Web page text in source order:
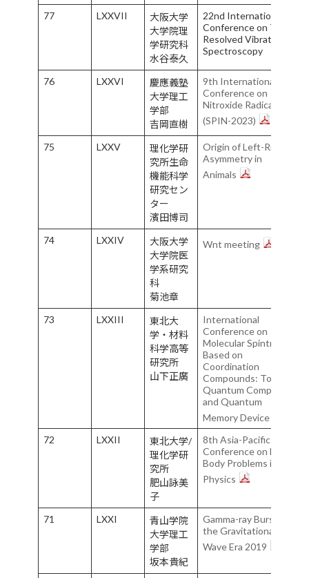
77 LXXVII
大阪大学
大学院理
学研究科
水谷泰久
22nd International
Conference on Time-
Resolved Vibrational
Spectroscopy
76 LXXVI
慶應義塾
大学理工
学部
吉岡直樹
9th International
Conference on
Nitroxide Radicals
(SPIN-2023)
75 LXXV
理化学研
究所生命
機能科学
研究セン
ター
濱田博司
Origin of Left-Right
Asymmetry in
Animals
74 LXXIV
大阪大学
大学院医
学系研究
科
菊池章
Wnt meeting
73 LXXIII
東北大
学・材料
科学高等
研究所
山下正廣
International
Conference on
Molecular Spintronics
Based on
Coordination
Compounds: Toward
Quantum Computer
and Quantum
Memory Device
72 LXXII
東北大学/
理化学研
究所
肥山詠美
子
8th Asia-Pacific
Conference on Few-
Body Problems in
Physics
71 LXXI
青山学院
大学理工
学部
坂本貴紀
Gamma-ray Bursts in
the Gravitational
Wave Era 2019